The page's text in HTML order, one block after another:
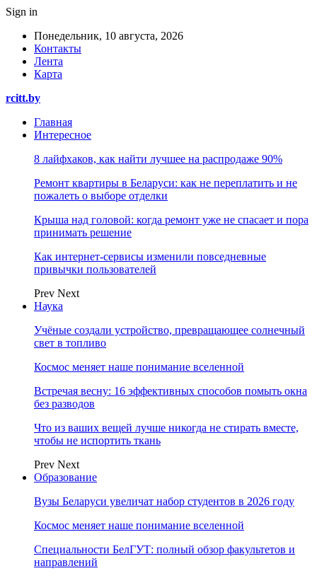
Sign in
Понедельник, 10 августа, 2026
Контакты
Лента
Карта
rcitt.by
Главная
Интересное
8 лайфхаков, как найти лучшее на распродаже 90%
Ремонт квартиры в Беларуси: как не переплатить и не
пожалеть о выборе отделки
Крыша над головой: когда ремонт уже не спасает и пора
принимать решение
Как интернет-сервисы изменили повседневные
привычки пользователей
Prev Next
Наука
Учёные создали устройство, превращающее солнечный
свет в топливо
Космос меняет наше понимание вселенной
Встречая весну: 16 эффективных способов помыть окна
без разводов
Что из ваших вещей лучше никогда не стирать вместе,
чтобы не испортить ткань
Prev Next
Образование
Вузы Беларуси увеличат набор студентов в 2026 году
Космос меняет наше понимание вселенной
Специальности БелГУТ: полный обзор факультетов и
направлений